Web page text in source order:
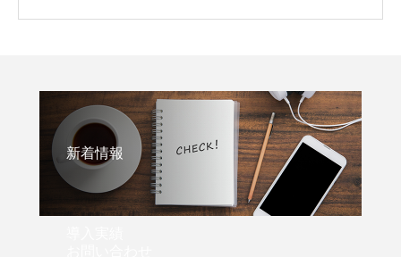
新着情報